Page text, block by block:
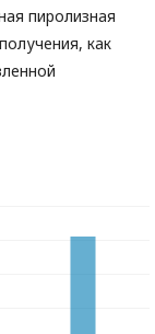
пиролизная
как